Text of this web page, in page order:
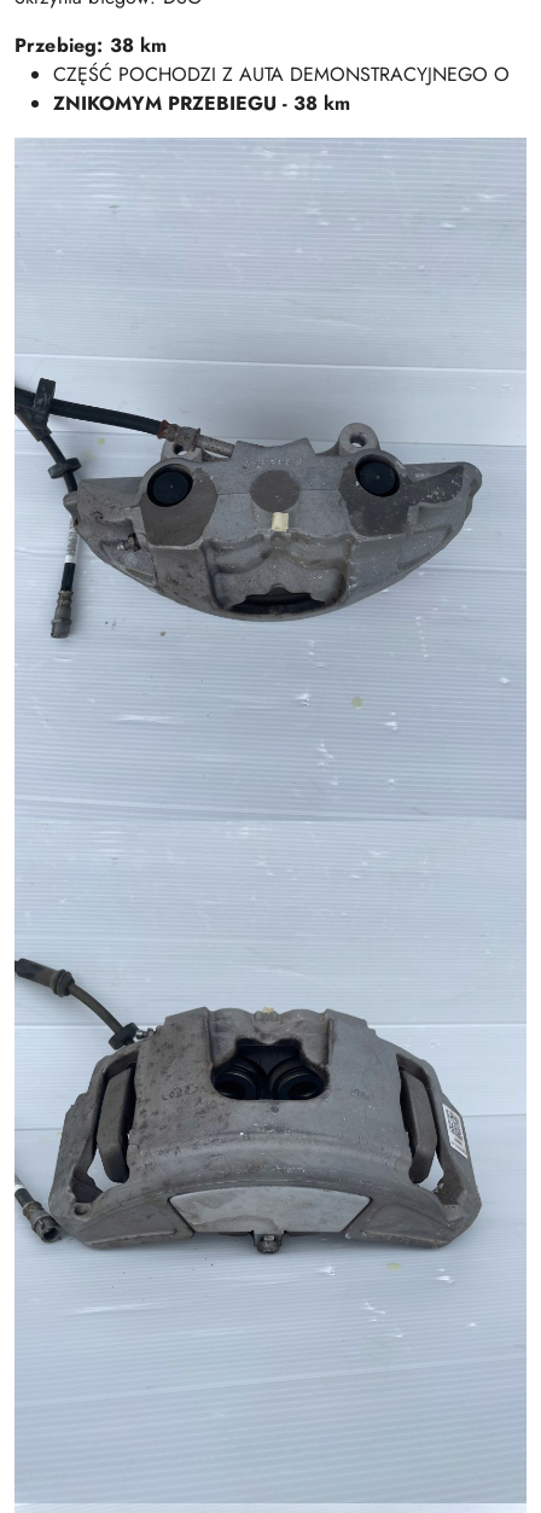
Przebieg: 38 km
CZĘŚĆ POCHODZI Z AUTA DEMONSTRACYJNEGO O
ZNIKOMYM PRZEBIEGU - 38 km